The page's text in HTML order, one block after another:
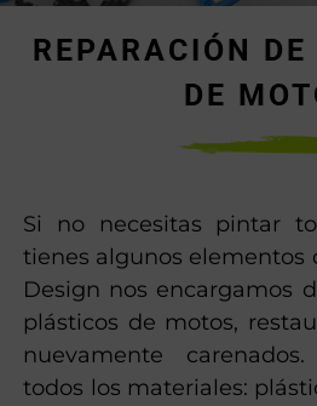
REPARACIÓN
DE
Si no necesitas pintar
tienes algunos elementos
Design nos encargamos
plásticos de motos,
nuevamente
todos los materiales: